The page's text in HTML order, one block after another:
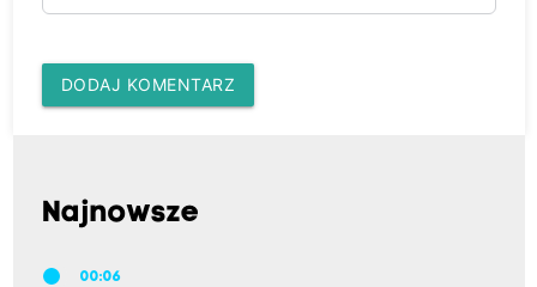
DODAJ KOMENTARZ
Najnowsze
00:06